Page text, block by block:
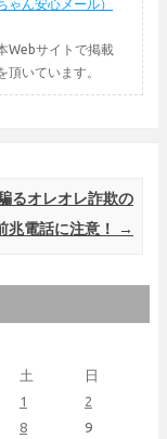
ん安心メール）
Webサイトで掲載
いています。
るオレオレ詐欺の
兆電話に注意！
→
土 日
1
2
8
9